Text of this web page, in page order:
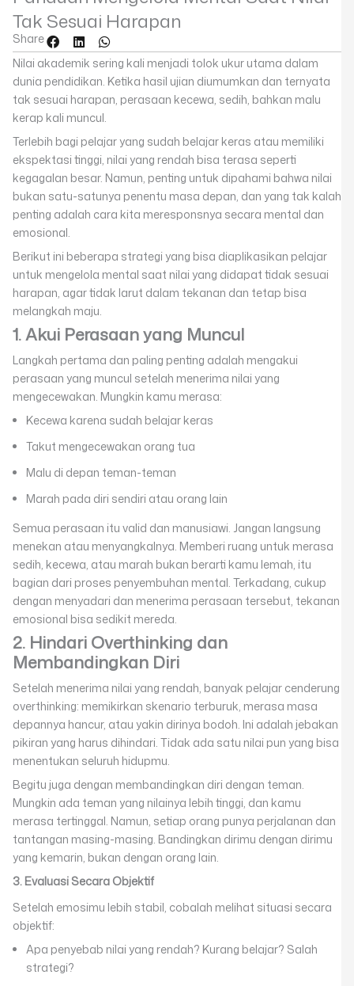
Tak Sesuai Harapan
Share
Nilai akademik sering kali menjadi tolok ukur utama dalam
dunia pendidikan. Ketika hasil ujian diumumkan dan ternyata
tak sesuai harapan, perasaan kecewa, sedih, bahkan malu
kerap kali muncul.
Terlebih bagi pelajar yang sudah belajar keras atau memiliki
ekspektasi tinggi, nilai yang rendah bisa terasa seperti
kegagalan besar. Namun, penting untuk dipahami bahwa nilai
bukan satu-satunya penentu masa depan, dan yang tak kalah
penting adalah cara kita meresponsnya secara mental dan
emosional.
Berikut ini beberapa strategi yang bisa diaplikasikan pelajar
untuk mengelola mental saat nilai yang didapat tidak sesuai
harapan, agar tidak larut dalam tekanan dan tetap bisa
melangkah maju.
1. Akui Perasaan yang Muncul
Langkah pertama dan paling penting adalah mengakui
perasaan yang muncul setelah menerima nilai yang
mengecewakan. Mungkin kamu merasa:
Kecewa karena sudah belajar keras
Takut mengecewakan orang tua
Malu di depan teman-teman
Marah pada diri sendiri atau orang lain
Semua perasaan itu valid dan manusiawi. Jangan langsung
menekan atau menyangkalnya. Memberi ruang untuk merasa
sedih, kecewa, atau marah bukan berarti kamu lemah, itu
bagian dari proses penyembuhan mental. Terkadang, cukup
dengan menyadari dan menerima perasaan tersebut, tekanan
emosional bisa sedikit mereda.
2. Hindari Overthinking dan
Membandingkan Diri
Setelah menerima nilai yang rendah, banyak pelajar cenderung
overthinking: memikirkan skenario terburuk, merasa masa
depannya hancur, atau yakin dirinya bodoh. Ini adalah jebakan
pikiran yang harus dihindari. Tidak ada satu nilai pun yang bisa
menentukan seluruh hidupmu.
Begitu juga dengan membandingkan diri dengan teman.
Mungkin ada teman yang nilainya lebih tinggi, dan kamu
merasa tertinggal. Namun, setiap orang punya perjalanan dan
tantangan masing-masing. Bandingkan dirimu dengan dirimu
yang kemarin, bukan dengan orang lain.
3. Evaluasi Secara Objektif
Setelah emosimu lebih stabil, cobalah melihat situasi secara
objektif:
Apa penyebab nilai yang rendah? Kurang belajar? Salah
strategi?